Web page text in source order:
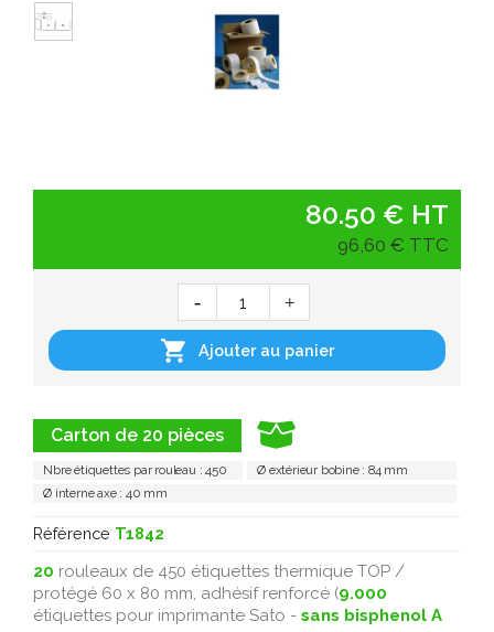
Carton de 20 pièces
Nbre étiquettes par rouleau : 450
Ø extérieur bobine : 84 mm
Ø interne axe : 40 mm
Référence T1842
20 rouleaux de 450 étiquettes thermique TOP /
protégé 60 x 80 mm, adhésif renforcé (9.000
étiquettes pour imprimante Sato - sans bisphenol A
80.50 € HT
96,60 € TTC
 Ajouter au panier